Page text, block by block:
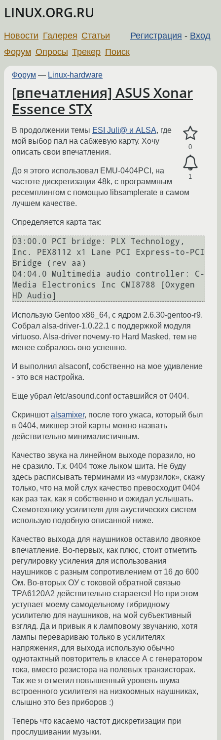
LINUX.ORG.RU
Регистрация - Вход
Новости Галерея Статьи
Форум Опросы Трекер Поиск
Форум — Linux-hardware
[впечатления] ASUS Xonar
Essence STX
0
1
В продолжении темы ESI Juli@ и ALSA, где
мой выбор пал на сабжевую карту. Хочу
описать свои впечатления.
До я этого использовал EMU-0404PCI, на
частоте дискретизации 48k, с программным
ресемплингом с помощью libsamplerate в самом
лучшем качестве.
Определяется карта так:
03:00.0 PCI bridge: PLX Technology,
Inc. PEX8112 x1 Lane PCI Express-to-PCI
Bridge (rev aa)
04:04.0 Multimedia audio controller: C-
Media Electronics Inc CMI8788 [Oxygen
HD Audio]
Использую Gentoo x86_64, с ядром 2.6.30-gentoo-r9.
Собрал alsa-driver-1.0.22.1 c поддержкой модуля
virtuoso. Alsa-driver почему-то Hard Masked, тем не
менее собралось оно успешно.
И выполнил alsaconf, собственно на мое удивление
- это вся настройка.
Еще убрал /etc/asound.conf оставшийся от 0404.
Скриншот alsamixer, после того ужаса, который был
в 0404, микшер этой карты можно назвать
действительно минималистичным.
Качество звука на линейном выходе поразило, но
не сразило. Т.к. 0404 тоже лыком шита. Не буду
здесь расписывать терминами из «мурзилок», скажу
только, что на мой слух качество превосходит 0404
как раз так, как я собственно и ожидал услышать.
Схемотехнику усилителя для акустических систем
использую подобную описанной ниже.
Качество выхода для наушников оставило двоякое
впечатление. Во-первых, как плюс, стоит отметить
регулировку усиления для использования
наушников с разным сопротивлением от 16 до 600
Ом. Во-вторых ОУ с токовой обратной связью
TPA6120A2 действительно старается! Но при этом
уступает моему самодельному гибридному
усилителю для наушников, на мой субъективный
взгляд. Да и привык я к ламповому звучанию, хотя
лампы перевариваю только в усилителях
напряжения, для выхода использую обычно
однотактный повторитель в классе А с генератором
тока, вместо резистора на полевых транзисторах.
Так же я отметил повышенный уровень шума
встроенного усилителя на низкоомных наушниках,
слышно это без приборов :)
Теперь что касаемо частот дискретизации при
прослушивании музыки.